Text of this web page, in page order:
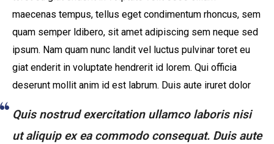
maecenas tempus, tellus eget condimentum rhoncus, sem
quam semper ldibero, sit amet adipiscing sem neque sed
ipsum. Nam quam nunc landit vel luctus pulvinar toret eu
giat enderit in voluptate hendrerit id lorem. Qui officia
deserunt mollit anim id est labrum. Duis aute iruret dolor
Quis nostrud exercitation ullamco laboris nisi
ut aliquip ex ea commodo consequat. Duis aute